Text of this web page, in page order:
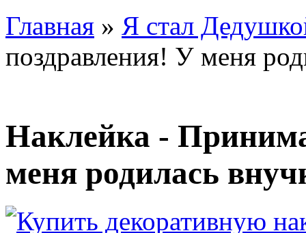
Главная » Я стал
поздравления! У меня
Наклейка -
меня родилась